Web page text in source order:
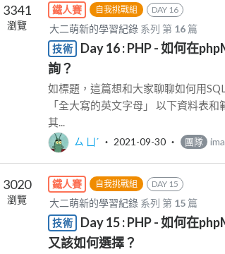
3341
瀏覽
鐵人賽 自我挑戰組 DAY 16
大二萌新的學習紀錄 系列 第 16 篇
技術
Day 16 : PHP - 如何在
詢？
如標題，這篇想和大家聊聊如何用
「全大寫的英文字母」 以下資料表
其...
ㄙ ㄩˊ ‧ 2021-09-30 ‧ 團隊
3020
瀏覽
鐵人賽 自我挑戰組 DAY 15
大二萌新的學習紀錄 系列 第 15 篇
技術
Day 15 : PHP - 如何在
又該如何選擇？